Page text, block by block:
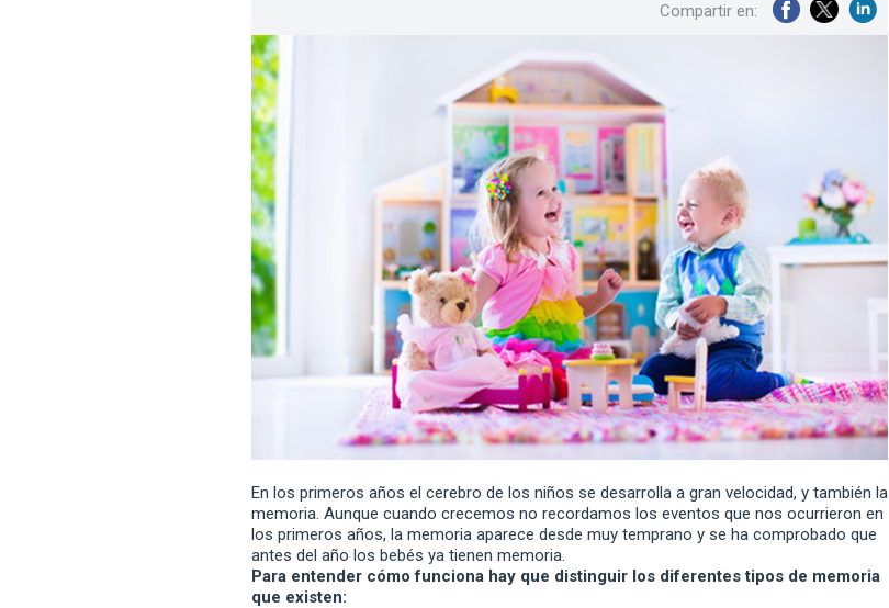
Compartir en:
En los primeros años el cerebro de los niños se desarrolla a gran velocidad, y también la
memoria. Aunque cuando crecemos no recordamos los eventos que nos ocurrieron en
los primeros años, la memoria aparece desde muy temprano y se ha comprobado que
antes del año los bebés ya tienen memoria.
Para entender cómo funciona hay que distinguir los diferentes tipos de memoria
que existen: